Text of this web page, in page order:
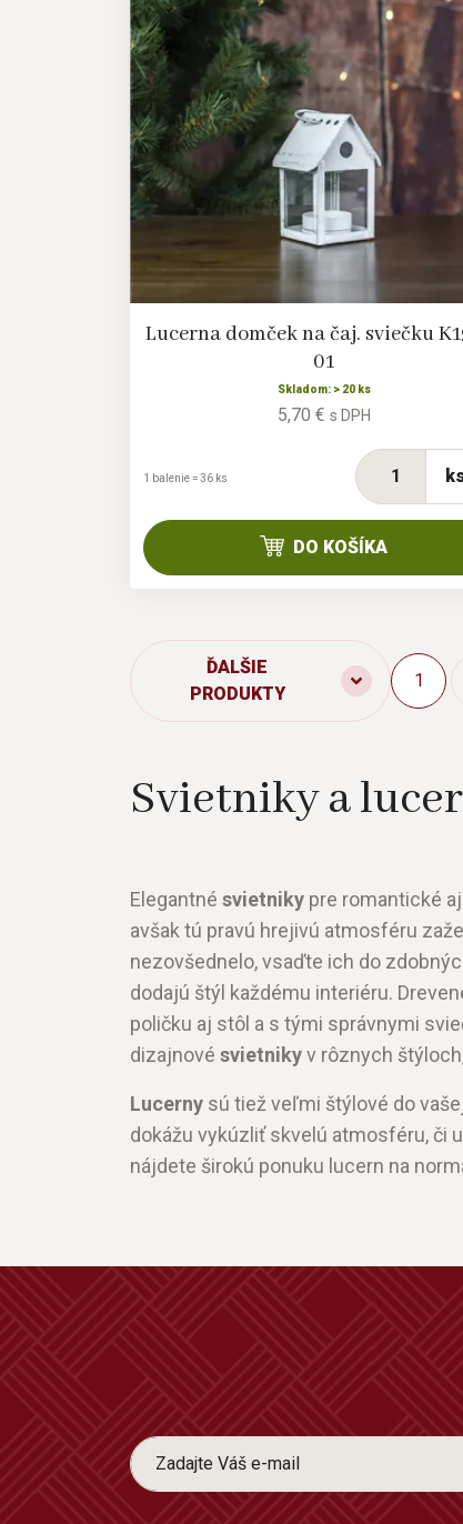
Lucerna domček na čaj. sviečku
01
Skladom: > 20 ks
5,70 € s DPH
1 balenie = 36 ks
DO KOŠÍKA
ĎALŠIE
PRODUKTY
1
Svietniky a
Elegantné svietniky pre romantické
avšak tú pravú hrejivú atmosféru
nezovšednelo, vsaďte ich do
dodajú štýl každému interiéru.
poličku aj stôl a s tými správnymi
dizajnové svietnikyv rôznych
Lucerny sú tiež veľmi štýlové do
dokážu vykúzliť skvelú atmosféru, či
nájdete širokú ponuku lucern na